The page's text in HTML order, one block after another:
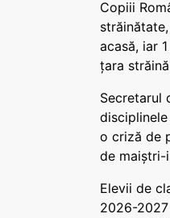
Copiii
acasă, iar
țara străină
Secretarul
o criză de
de maiștri-
Elevii de
2026-